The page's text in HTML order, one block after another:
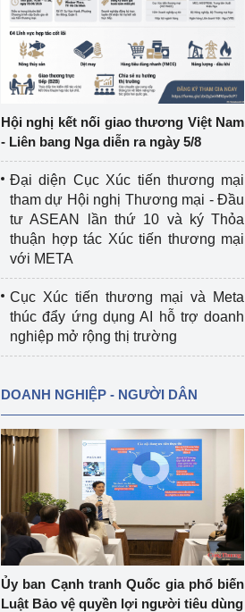
Hội nghị kết nối giao thương Việt Nam
- Liên bang Nga diễn ra ngày 5/8
Đại diện Cục Xúc tiến thương mại
tham dự Hội nghị Thương mại - Đầu
tư ASEAN lần thứ 10 và ký Thỏa
thuận hợp tác Xúc tiến thương mại
với META
Cục Xúc tiến thương mại và Meta
thúc đẩy ứng dụng AI hỗ trợ doanh
nghiệp mở rộng thị trường
DOANH NGHIỆP - NGƯỜI DÂN
Ủy ban Cạnh tranh Quốc gia phổ biến
Luật Bảo vệ quyền lợi người tiêu dùng